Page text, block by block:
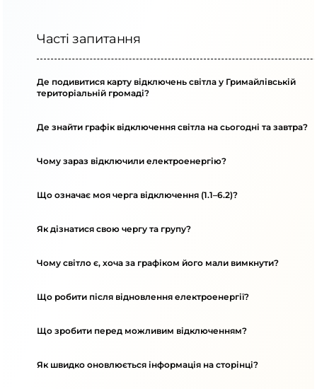
Часті запитання
Де подивитися карту відключень світла у Гримайлівській
територіальній громаді?
Де знайти графік відключення світла на сьогодні та завтра?
Чому зараз відключили електроенергію?
Що означає моя черга відключення (1.1–6.2)?
Як дізнатися свою чергу та групу?
Чому світло є, хоча за графіком його мали вимкнути?
Що робити після відновлення електроенергії?
Що зробити перед можливим відключенням?
Як швидко оновлюється інформація на сторінці?